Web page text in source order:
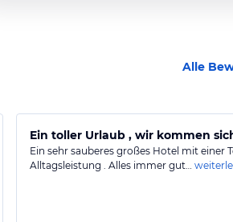
Alle
Ein toller Urlaub , wir kommen
Ein sehr sauberes großes Hotel mit einer
Alltagsleistung . Alles immer gut…